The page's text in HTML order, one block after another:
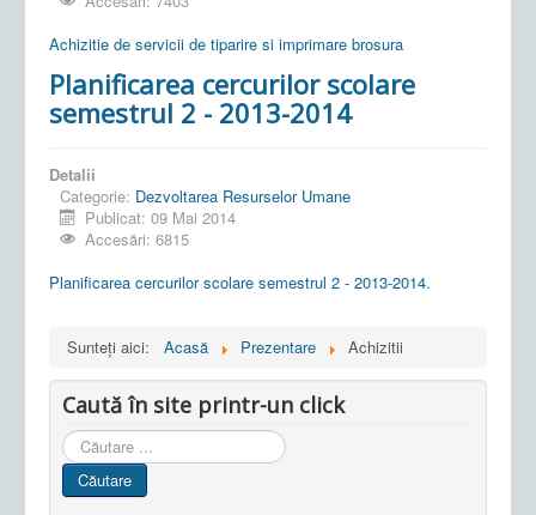
Achizitie de servicii de tiparire si imprimare brosura
Planificarea cercurilor scolare
semestrul 2 - 2013-2014
Detalii
Categorie: Dezvoltarea Resurselor Umane
Publicat: 09 Mai 2014
Accesări: 6815
Planificarea cercurilor scolare semestrul 2 - 2013-2014.
Sunteți aici: Acasă Prezentare Achizitii
Caută în site printr-un click
Cauta
in
site
Căutare